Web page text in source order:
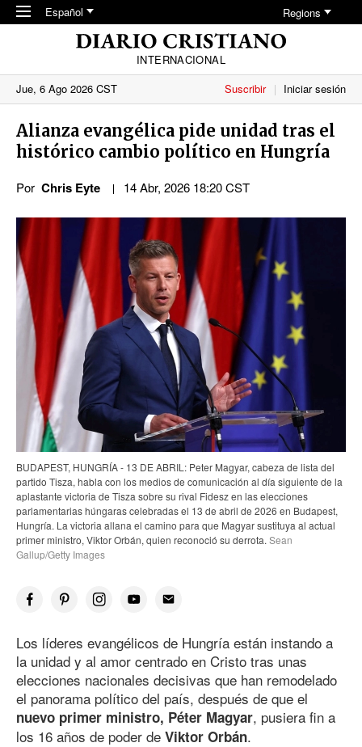
Skip to main content
Español Regions
INTERNACIONAL
Jue, 6 Ago 2026 CST
Suscribir Iniciar sesión
Alianza evangélica pide unidad tras el
histórico cambio político en Hungría
Por Chris Eyte 14 Abr, 2026 18:20 CST
BUDAPEST, HUNGRÍA - 13 DE ABRIL: Peter Magyar, cabeza de lista del
partido Tisza, habla con los medios de comunicación al día siguiente de la
aplastante victoria de Tisza sobre su rival Fidesz en las elecciones
parlamentarias húngaras celebradas el 13 de abril de 2026 en Budapest,
Hungría. La victoria allana el camino para que Magyar sustituya al actual
primer ministro, Viktor Orbán, quien reconoció su derrota. Sean
Gallup/Getty Images
Los líderes evangélicos de Hungría están instando a
la unidad y al amor centrado en Cristo tras unas
elecciones nacionales decisivas que han remodelado
el panorama político del país, después de que el
nuevo primer ministro, Péter Magyar, pusiera fin a
los 16 años de poder de Viktor Orbán.